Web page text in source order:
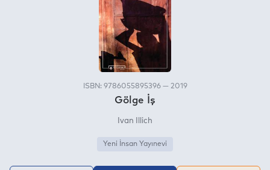
ISBN: 9786055895396 — 2019
Gölge İş
Ivan Illich
Yeni İnsan Yayınevi